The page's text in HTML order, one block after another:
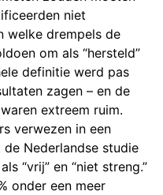
niet
welke drempels de
om als “hersteld”
definitie werd pas
zagen – en de
extreem ruim.
verwezen in een
de Nederlandse studie
“vrij” en “niet streng.”
onder een meer